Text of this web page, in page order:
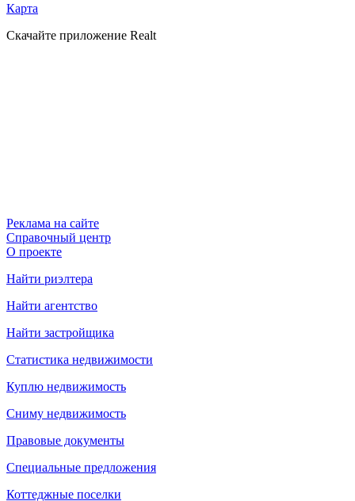
Карта
Скачайте приложение Realt
Реклама на сайте
Справочный центр
О проекте
Найти риэлтера
Найти агентство
Найти застройщика
Статистика недвижимости
Куплю недвижимость
Сниму недвижимость
Правовые документы
Специальные предложения
Коттеджные поселки